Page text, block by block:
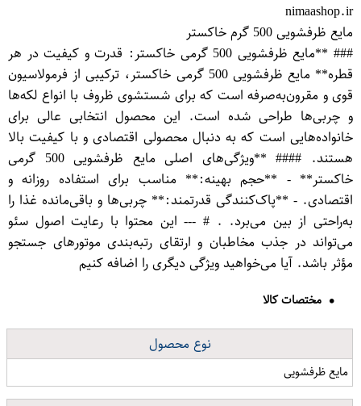
nimaashop.ir
مایع ظرفشویی 500 گرم خاکستر
### **مایع ظرفشویی 500 گرمی خاکستر: قدرت و کیفیت در هر
قطره** مایع ظرفشویی 500 گرمی خاکستر، ترکیبی از فرمولاسیون
قوی و مقرون‌به‌صرفه است که برای شستشوی ظروف با انواع لکه‌ها
و چربی‌ها طراحی شده است. این محصول انتخابی عالی برای
خانواده‌هایی است که به دنبال محصولی اقتصادی و با کیفیت بالا
هستند. #### **ویژگی‌های اصلی مایع ظرفشویی 500 گرمی
خاکستر** - **حجم بهینه:** مناسب برای استفاده روزانه و
اقتصادی. - **پاک‌کنندگی قدرتمند:** چربی‌ها و باقی‌مانده غذا را
به‌راحتی از بین می‌برد. . # --- این محتوا با رعایت اصول سئو
می‌تواند در جذب مخاطبان و ارتقای رتبه‌بندی موتورهای جستجو
مؤثر باشد. آیا می‌خواهید ویژگی دیگری را اضافه کنیم
مختصات کالا
نوع محصول
مایع ظرفشویی